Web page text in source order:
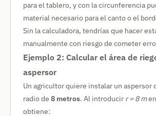
para el tablero, y con la circunferencia
material necesario para el canto o el
Sin la calculadora, tendrías que hacer
manualmente con riesgo de cometer
Ejemplo 2: Calcular el área de
aspersor
Un agricultor quiere instalar un aspersor
radio de 8 metros. Al introducir r = 8 m
obtiene: